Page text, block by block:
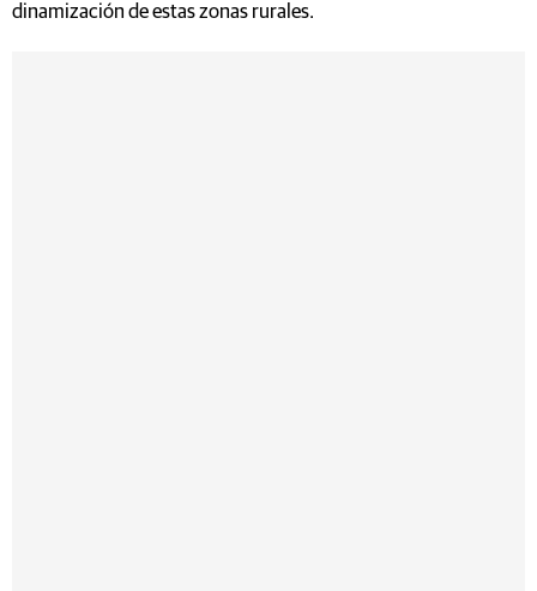
dinamización de estas zonas rurales.